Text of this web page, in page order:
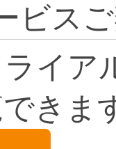
ビス
イア
きま